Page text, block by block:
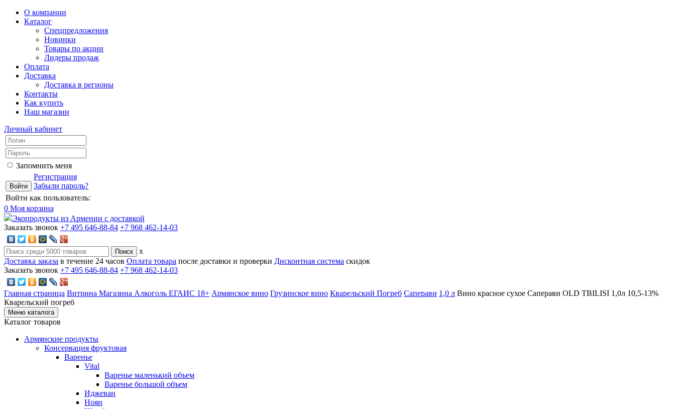
О компании
Каталог
Спецпредложения
Новинки
Товары по акции
Лидеры продаж
Оплата
Доставка
Доставка в регионы
Контакты
Как купить
Наш магазин
Личный кабинет
Запомнить меня
Регистрация
Забыли пароль?
Войти как пользователь:
0 Моя корзина
Экопродукты из Армении с доставкой
Заказать звонок +7 495 646-88-84 +7 968 462-14-03
x
Доставка заказа в течение 24 часов Оплата товара после доставки и проверки Дисконтная система скидок
Заказать звонок +7 495 646-88-84 +7 968 462-14-03
Главная страница Витрина Магазина Алкоголь ЕГАИС 18+ Армянское вино Грузинское вино Кварельский Погреб Саперави 1,0 л Вино красное сухое Саперави OLD TBILISI 1,0л 10,5-13%
Кварельский погреб
Меню каталога
Каталог товаров
Армянские продукты
Консервация фруктовая
Варенье
Vital
Варенье маленький объем
Варенье большой объем
Иджеван
Ноян